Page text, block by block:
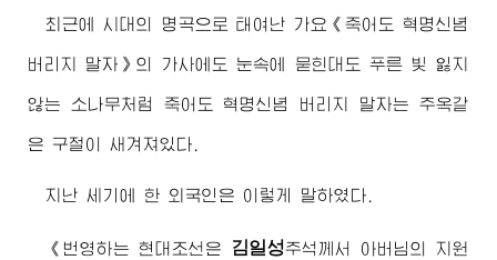
최근에 시대의 명곡으로 태여난 가요《죽어도 혁명신념
버리지 말자》의 가사에도 눈속에 묻힌대도 푸른 빛 잃지
않는 소나무처럼 죽어도 혁명신념 버리지 말자는 주옥같
은 구절이 새겨져있다.
지난 세기에 한 외국인은 이렇게 말하였다.
《번영하는 현대조선은 김일성주석 께서 아버님의 지원